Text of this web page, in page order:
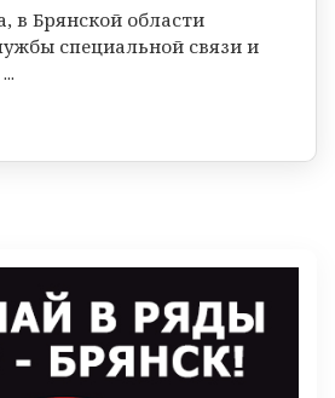
в Брянской области
специальной связи и